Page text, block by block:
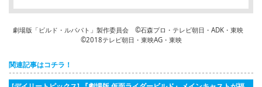
劇場版「ビルド・ルパパト」製作委員会 ©石森プロ・テレビ朝日・ADK・東映
©2018テレビ朝日・東映AG・東映
関連記事はコチラ！